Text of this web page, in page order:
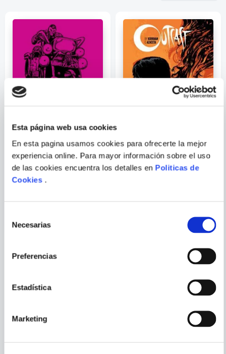
Esta página web usa cookies
En esta pagina usamos cookies para ofrecerte la mejor
experiencia online. Para mayor información sobre el uso
de las cookies encuentra los detalles en Politicas de
Cookies.
Necesarias
Preferencias
Estadística
Marketing
Su nombre
Correo electrónico
ENVIAR
JOHN WAGNER
ROBERT KIRKMAN;